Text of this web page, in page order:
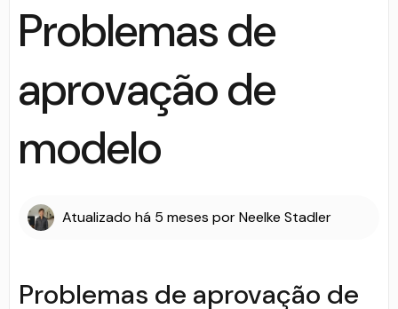
Problemas de
aprovação de
modelo
Atualizado há 5 meses porNeelke Stadler
Problemas de aprovação de